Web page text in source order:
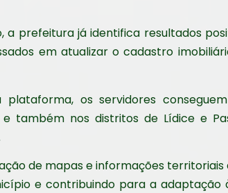
prefeitura já identifica resultados
em atualizar o cadastro
os servidores
também nos distritos de Lídice e
de mapas e informações
e contribuindo para a adaptação